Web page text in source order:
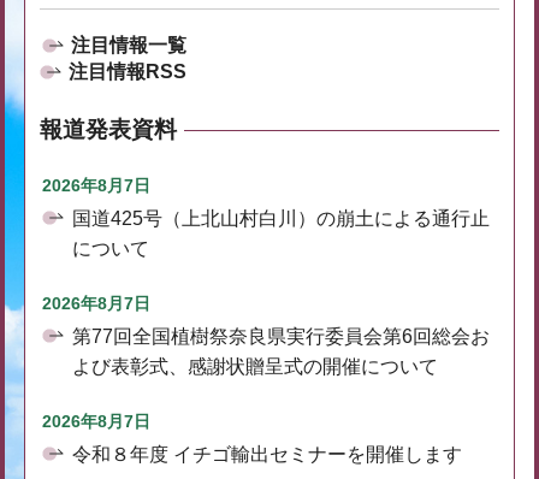
注目情報一覧
注目情報RSS
報道発表資料
2026年8月7日
国道425号（上北山村白川）の崩土による通行止
について
2026年8月7日
第77回全国植樹祭奈良県実行委員会第6回総会お
よび表彰式、感謝状贈呈式の開催について
2026年8月7日
令和８年度 イチゴ輸出セミナーを開催します